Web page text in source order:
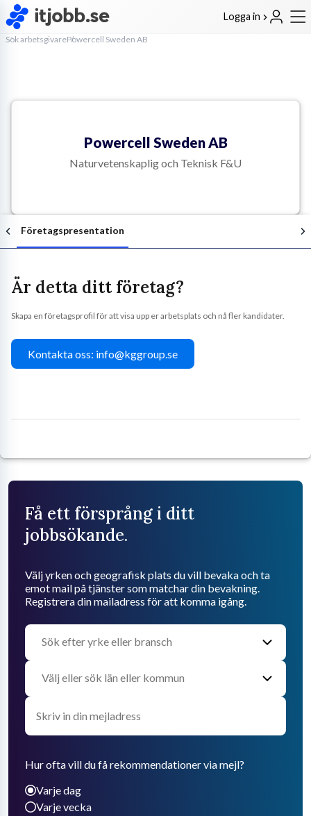
Logga in
Sök arbetsgivarePowercell Sweden AB
Powercell Sweden AB
Naturvetenskaplig och Teknisk F&U
Företagspresentation
Är detta ditt företag?
Skapa en företagsprofil för att visa upp er arbetsplats och nå fler kandidater.
Kontakta oss: info@kggroup.se
Få ett försprång i ditt
jobbsökande.
Välj yrken och geografisk plats du vill bevaka och ta
emot mail på tjänster som matchar din bevakning.
Registrera din mailadress för att komma igång.
Hur ofta vill du få rekommendationer via mejl?
Varje dag
Varje vecka